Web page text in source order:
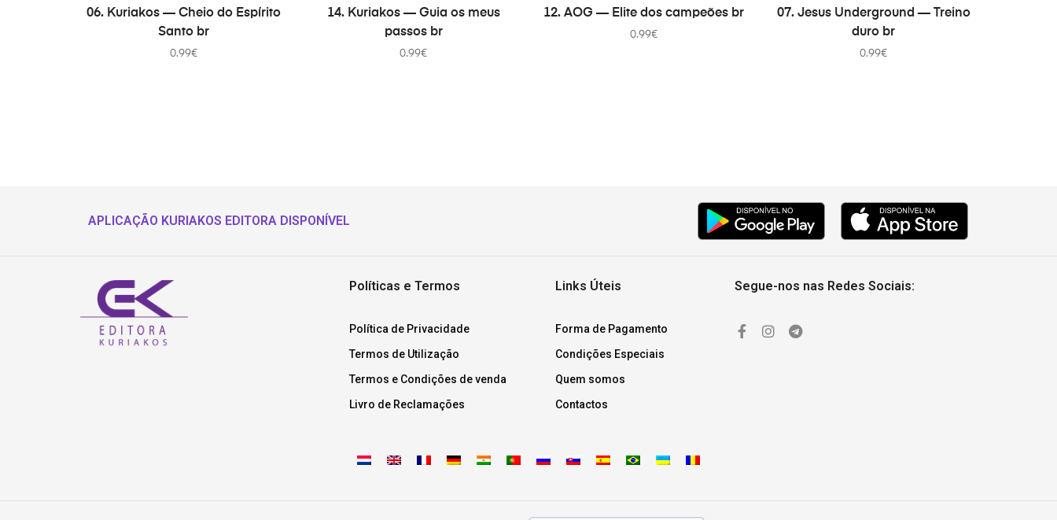
В КОРЗИНУ
06. Kuriakos — Cheio do Espírito
Santo br
0.99€
В КОРЗИНУ
14. Kuriakos — Guia os meus
passos br
0.99€
В КОРЗИНУ
12. AOG — Elite dos campeões br
0.99€
В КОРЗИНУ
07. Jesus Underground — Treino
duro br
0.99€
APLICAÇÃO KURIAKOS EDITORA DISPONÍVEL
Políticas e Termos
Política de Privacidade
Termos de Utilização
Termos e Condições de venda
Livro de Reclamações
Links Úteis
Forma de Pagamento
Condições Especiais
Quem somos
Contactos
Segue-nos nas Redes Sociais: